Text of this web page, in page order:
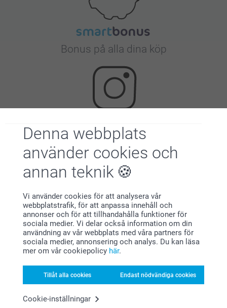
Denna webbplats
använder cookies och
annan teknik
Vi använder cookies för att analysera vår
webbplatstrafik, för att anpassa innehåll och
annonser och för att tillhandahålla funktioner för
sociala medier. Vi delar också information om din
användning av vår webbplats med våra partners för
sociala medier, annonsering och analys. Du kan läsa
mer om vår cookiepolicy här.
Tillåt alla cookies Endast nödvändiga cookies
Cookie-inställningar
Bonus på alla dina köp
Letar du efter inspiration?
Förstklassig kundservice
Registrera dig till vårt nyhetsbrev
Ange din e-postadress här